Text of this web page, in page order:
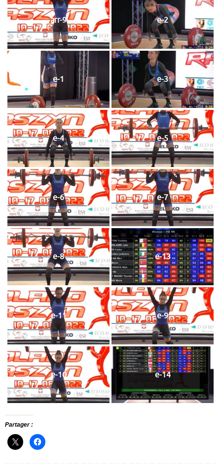
arr-9 e-2
e-1 e-3
e-4 e-5
e-6 e-7
e-8 e-13
e-11 e-9
e-10 e-14
Partager :